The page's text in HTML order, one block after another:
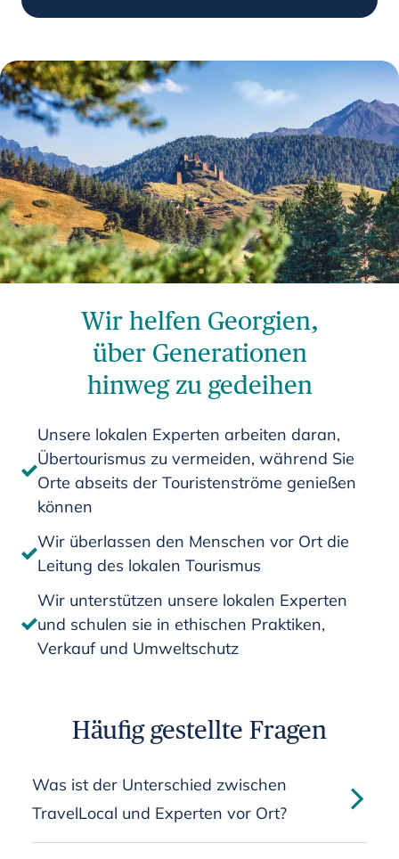
Wir helfen Georgien,
über Generationen
hinweg zu gedeihen
Unsere lokalen Experten arbeiten daran,
Übertourismus zu vermeiden, während Sie
Orte abseits der Touristenströme genießen
können
Wir überlassen den Menschen vor Ort die
Leitung des lokalen Tourismus
Wir unterstützen unsere lokalen Experten
und schulen sie in ethischen Praktiken,
Verkauf und Umweltschutz
Häufig gestellte Fragen
Was ist der Unterschied zwischen
TravelLocal und Experten vor Ort?